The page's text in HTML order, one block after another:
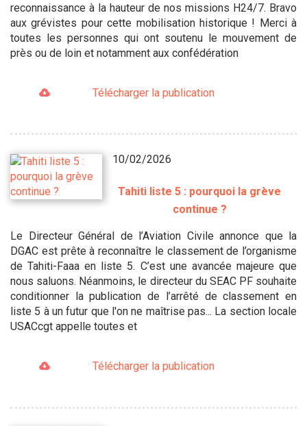
reconnaissance à la hauteur de nos missions H24/7. Bravo
aux grévistes pour cette mobilisation historique ! Merci à
toutes les personnes qui ont soutenu le mouvement de
près ou de loin et notamment aux confédération
Télécharger la publication
10/02/2026
Tahiti liste 5 : pourquoi la grève
continue ?
Le Directeur Général de l’Aviation Civile annonce que la
DGAC est prête à reconnaître le classement de l’organisme
de Tahiti-Faaa en liste 5. C’est une avancée majeure que
nous saluons. Néanmoins, le directeur du SEAC PF souhaite
conditionner la publication de l’arrêté de classement en
liste 5 à un futur que l'on ne maîtrise pas... La section locale
USACcgt appelle toutes et
Télécharger la publication